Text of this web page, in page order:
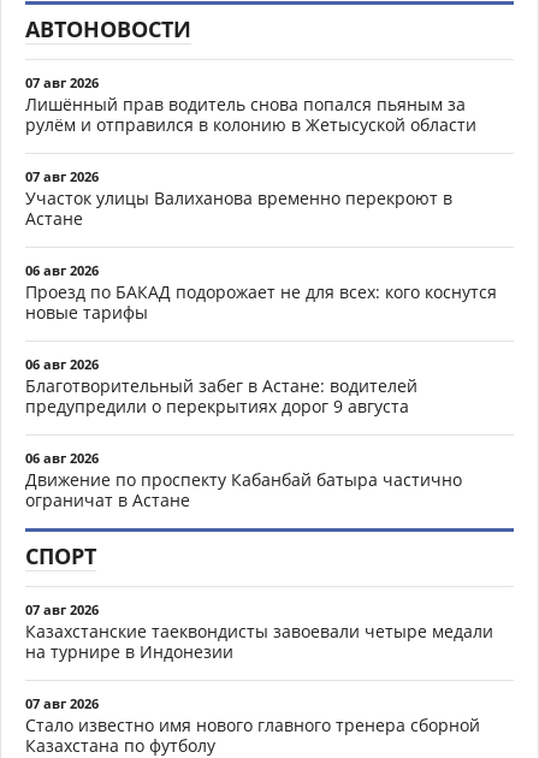
АВТОНОВОСТИ
07 авг 2026
Лишённый прав водитель снова попался пьяным за
рулём и отправился в колонию в Жетысуской области
07 авг 2026
Участок улицы Валиханова временно перекроют в
Астане
06 авг 2026
Проезд по БАКАД подорожает не для всех: кого коснутся
новые тарифы
06 авг 2026
Благотворительный забег в Астане: водителей
предупредили о перекрытиях дорог 9 августа
06 авг 2026
Движение по проспекту Кабанбай батыра частично
ограничат в Астане
СПОРТ
07 авг 2026
Казахстанские таеквондисты завоевали четыре медали
на турнире в Индонезии
07 авг 2026
Стало известно имя нового главного тренера сборной
Казахстана по футболу